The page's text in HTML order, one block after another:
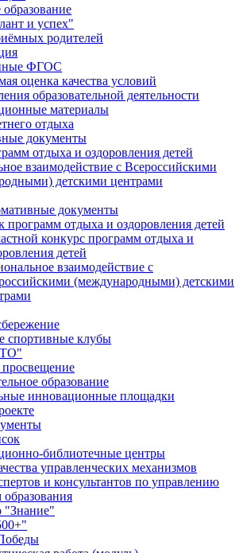
и успех"
родителей
ФГОС
оценка качества условий
образовательной деятельности
материалы
отдыха
документы
отдыха и оздоровления детей
взаимодействие с Всероссийскими
детскими центрами
документы
программ отдыха и оздоровления детей
конкурс программ отдыха и
детей
взаимодействие с
(международными) детскими
спортивные клубы
образование
инновационные площадки
библиотечные центры
управленческих механизмов
и консультантов по управлению
образования
"Знание"